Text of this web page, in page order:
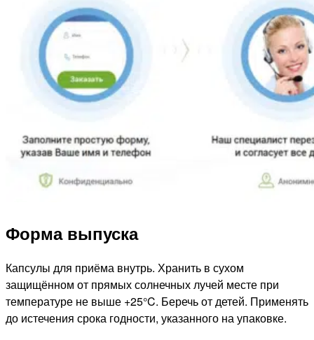
Форма выпуска
Капсулы для приёма внутрь. Хранить в сухом
защищённом от прямых солнечных лучей месте при
температуре не выше +25°C. Беречь от детей. Применять
до истечения срока годности, указанного на упаковке.